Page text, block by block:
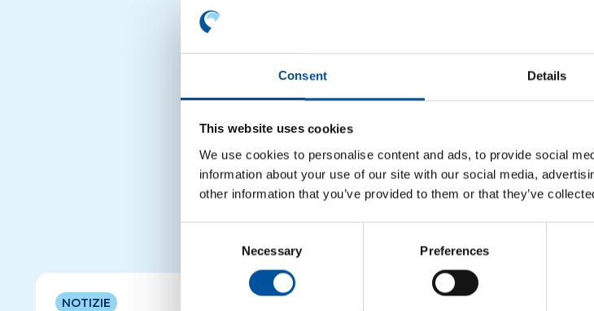
Consent Details
This website uses cookies
We use cookies to personalise content and ads, to provide social
information about your use of our site with our social media,
other information that you’ve provided to them or that they’ve
Necessary Preferences
investitori e grandi aziende
e realizzarla insieme alle
partire da un premio di 10.000 €.
Per candidarsi: Circular South
Notizie
NOTIZIE